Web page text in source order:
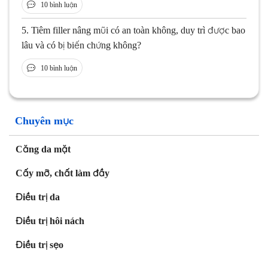
Chuyên mục
Căng da mặt
Cấy mỡ, chất làm đầy
Điều trị da
Điều trị hôi nách
Điều trị sẹo
10 bình luận
5. Tiêm filler nâng mũi có an toàn không, duy trì được bao
lâu và có bị biến chứng không?
10 bình luận